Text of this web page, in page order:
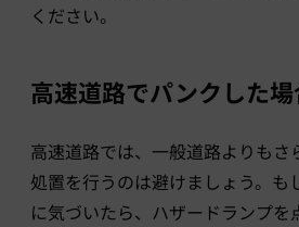
ください。
高速道路でパンクした
高速道路では、一般道路よりもさ
処置を行うのは避けましょう。も
に気づいたら、ハザードランプを